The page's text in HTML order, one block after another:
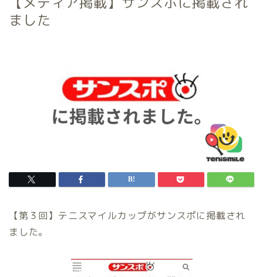
ました
【第３回】テニスマイルカップがサンスポに掲載され
ました。